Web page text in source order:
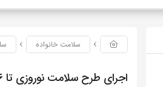
سلامت خانواده
اجرای طرح سلامت نوروزی تا ۱۶ فروردین در استان مرکزی